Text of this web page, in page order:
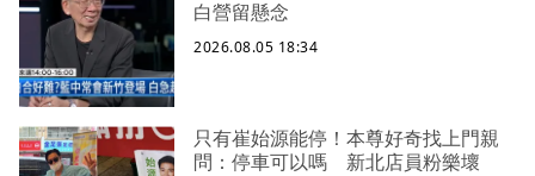
白營留懸念
2026.08.05 18:34
只有崔始源能停！本尊好奇找上門親
問：停車可以嗎 新北店員粉樂壞